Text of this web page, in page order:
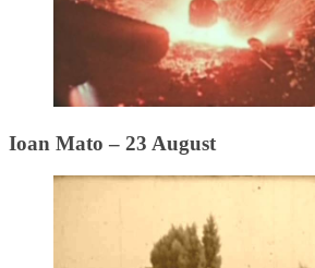
Ioan Mato – 23 August